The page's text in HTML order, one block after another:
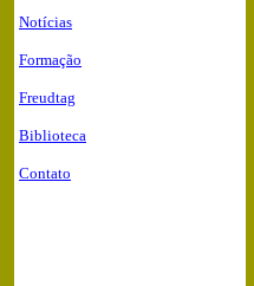
Notícias
Formação
Freudtag
Biblioteca
Contato